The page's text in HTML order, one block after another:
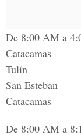
De 8:00 AM a
Catacamas
Tulín
San Esteban
Catacamas
De 8:00 AM a